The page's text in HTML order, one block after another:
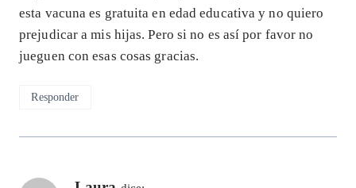
esta vacuna es gratuita en edad educativa y no quiero
prejudicar a mis hijas. Pero si no es así por favor no
jueguen con esas cosas gracias.
Responder